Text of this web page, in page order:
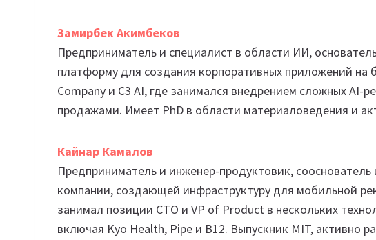
Замирбек Акимбеков
Предприниматель и специалист в области ИИ,
платформу для создания корпоративных приложений на
Company и C3 AI, где занимался внедрением сложных AI-
продажами. Имеет PhD в области материаловедения и
Кайнар Камалов
Предприниматель и инженер-продуктовик,
компании, создающей инфраструктуру для мобильной
занимал позиции CTO и VP of Product в нескольких
включая Kyo Health, Pipe и B12. Выпускник MIT, активно